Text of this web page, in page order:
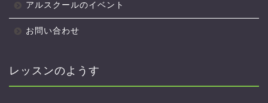
アルスクールのイベント
お問い合わせ
レッスンのようす